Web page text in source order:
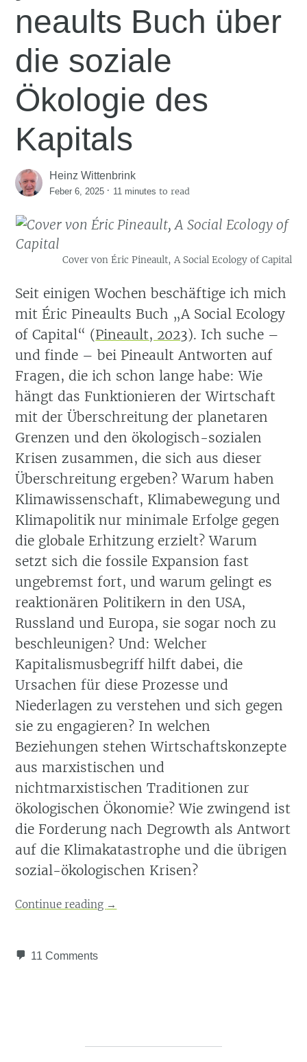
neaults Buch über
die soziale
Ökologie des
Kapitals
Heinz Wittenbrink
Feber 6, 2025 · 11 minutes to read
Cover von Éric Pineault, A Social Ecology of Capital
Seit einigen Wochen beschäftige ich mich
mit Éric Pineaults Buch „A Social Ecology
of Capital“ (Pineault, 2023). Ich suche –
und finde – bei Pineault Antworten auf
Fragen, die ich schon lange habe: Wie
hängt das Funktionieren der Wirtschaft
mit der Überschreitung der planetaren
Grenzen und den ökologisch-sozialen
Krisen zusammen, die sich aus dieser
Überschreitung ergeben? Warum haben
Klimawissenschaft, Klimabewegung und
Klimapolitik nur minimale Erfolge gegen
die globale Erhitzung erzielt? Warum
setzt sich die fossile Expansion fast
ungebremst fort, und warum gelingt es
reaktionären Politikern in den USA,
Russland und Europa, sie sogar noch zu
beschleunigen? Und: Welcher
Kapitalismusbegriff hilft dabei, die
Ursachen für diese Prozesse und
Niederlagen zu verstehen und sich gegen
sie zu engagieren? In welchen
Beziehungen stehen Wirtschaftskonzepte
aus marxistischen und
nichtmarxistischen Traditionen zur
ökologischen Ökonomie? Wie zwingend ist
die Forderung nach Degrowth als Antwort
auf die Klimakatastrophe und die übrigen
sozial-ökologischen Krisen?
Continue reading →
11 Comments